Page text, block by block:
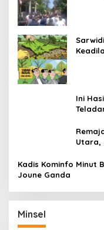
Ini
Utara,
Kadis Kominfo Minut
Joune Ganda
Minsel